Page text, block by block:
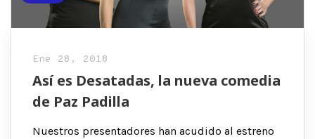
Ene 28, 2018
Así es Desatadas, la nueva comedia
de Paz Padilla
Nuestros presentadores han acudido al estreno